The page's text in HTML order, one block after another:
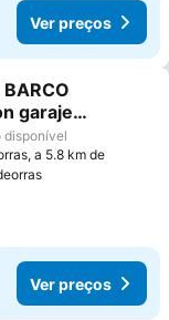
Ver preços
favoritos
garaje
disponível
a 5.8 km de
Ver preços